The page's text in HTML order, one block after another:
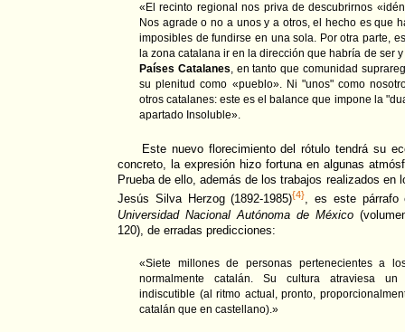
«El recinto regional nos priva de descubrirnos
Nos agrade o no a unos y a otros, el hecho es que
imposibles de fundirse en una sola. Por otra parte,
la zona catalana ir en la dirección que habría de ser
Países Catalanes, en tanto que comunidad
su plenitud como «pueblo». Ni "unos" como
otros catalanes: este es el balance que impone la
apartado Insoluble».
Este nuevo florecimiento del rótulo tendrá su
concreto, la expresión hizo fortuna en algunas
Prueba de ello, además de los trabajos realizados en
Jesús Silva Herzog (1892-1985){4}, es este
Universidad Nacional Autónoma de México
120), de erradas predicciones:
«Siete millones de personas pertenecientes a
normalmente catalán. Su cultura atraviesa un
indiscutible (al ritmo actual, pronto,
catalán que en castellano).»